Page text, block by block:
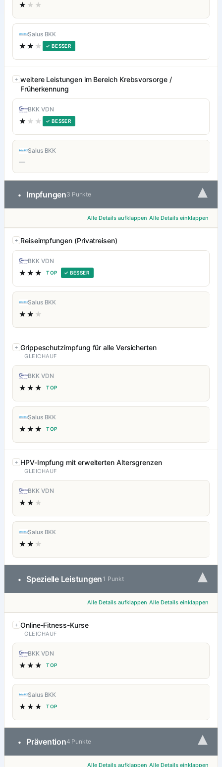
★ ★★
Salus BKK
★★ ★ ✓ BESSER
weitere Leistungen im Bereich Krebsvorsorge /
Früherkennung
BKK VDN
★ ★★ ✓ BESSER
Salus BKK
—
• Impfungen3 Punkte ▾
Alle Details aufklappen Alle Details einklappen
Reiseimpfungen (Privatreisen)
BKK VDN
★★★ TOP ✓ BESSER
Salus BKK
★★ ★
Grippeschutzimpfung für alle Versicherten
GLEICHAUF
BKK VDN
★★★ TOP
Salus BKK
★★★ TOP
HPV-Impfung mit erweiterten Altersgrenzen
GLEICHAUF
BKK VDN
★★ ★
Salus BKK
★★ ★
• Spezielle Leistungen 1 Punkt ▾
Alle Details aufklappen Alle Details einklappen
Online-Fitness-Kurse
GLEICHAUF
BKK VDN
★★★ TOP
Salus BKK
★★★ TOP
• Prävention4 Punkte ▾
Alle Details aufklappen Alle Details einklappen